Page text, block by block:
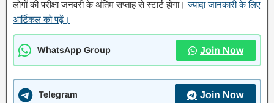
लोगों की परीक्षा जनवरी के अंतिम सप्ताह से स्टार्ट होगा।ज्यादा जानकारी के लिए
आर्टिकल को पढ़ें।
WhatsApp Group Join Now
Telegram Join Now